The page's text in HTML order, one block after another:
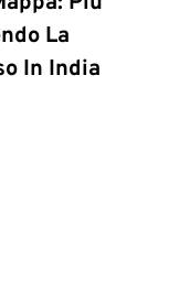
La
In India